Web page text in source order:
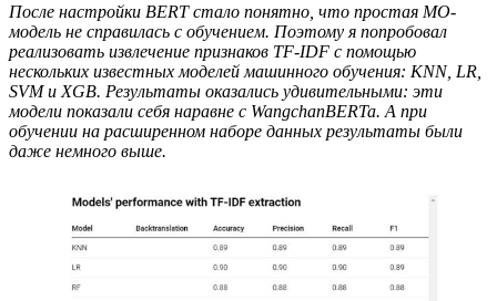
После настройки BERT стало понятно, что простая МО-
модель не справилась с обучением. Поэтому я попробовал
реализовать извлечение признаков TF-IDF с помощью
нескольких известных моделей машинного обучения: KNN, LR,
SVM и XGB. Результаты оказались удивительными: эти
модели показали себя наравне с WangchanBERTa. А при
обучении на расширенном наборе данных результаты были
даже немного выше.